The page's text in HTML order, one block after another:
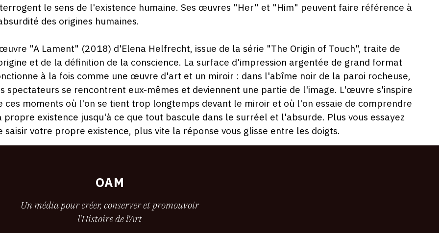
le sens de l'existence humaine. Ses œuvres "Her" et "Him" peuvent faire référence à
des origines humaines.
"A Lament" (2018) d'Elena Helfrecht, issue de la série "The Origin of Touch", traite de
et de la définition de la conscience. La surface d'impression argentée de grand format
à la fois comme une œuvre d'art et un miroir : dans l'abîme noir de la paroi rocheuse,
spectateurs se rencontrent eux-mêmes et deviennent une partie de l'image. L'œuvre s'inspire
ces moments où l'on se tient trop longtemps devant le miroir et où l'on essaie de comprendre
propre existence jusqu'à ce que tout bascule dans le surréel et l'absurde. Plus vous essayez
saisir votre propre existence, plus vite la réponse vous glisse entre les doigts.
OAM
Un média pour créer, conserver et promouvoir
l'Histoire de l'Art